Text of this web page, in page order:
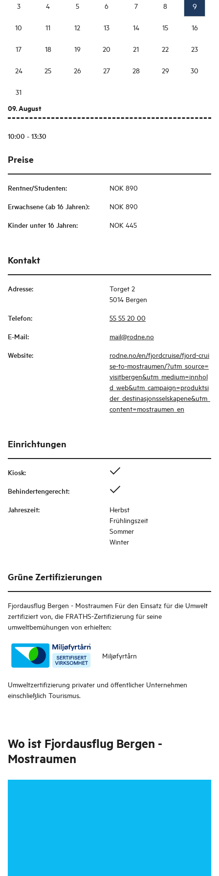
3 4 5 6 7 8 9
10 11 12 13 14 15 16
17 18 19 20 21 22 23
24 25 26 27 28 29 30
31
09. August
10:00 - 13:30
Preise
Rentner/Studenten: NOK 890
Erwachsene (ab 16 Jahren): NOK 890
Kinder unter 16 Jahren: NOK 445
Kontakt
Adresse:
Torget 2
5014 Bergen
Telefon: 55 55 20 00
E-Mail: mail@rodne.no
Website:
rodne.no/en/fjordcruise/fjord-crui
se-to-mostraumen/?utm_source=
visitbergen&utm_medium=innhol
d_web&utm_campaign=produktsi
der_destinasjonsselskapene&utm_
content=mostraumen_en
Einrichtungen
Kiosk:
Behindertengerecht:
Jahreszeit:
Herbst
Frühlingszeit
Sommer
Winter
Grüne Zertifizierungen
Fjordausflug Bergen - Mostraumen Für den Einsatz für die Umwelt
zertifiziert von, die FRATHS-Zertifizierung für seine
umweltbemühungen von erhielten:
Miljøfyrtårn
Umweltzertifizierung privater und öffentlicher Unternehmen
einschließlich Tourismus.
Wo ist Fjordausflug Bergen -
Mostraumen